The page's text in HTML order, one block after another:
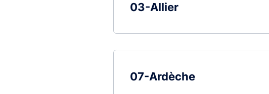
03-Allier
07-Ardèche